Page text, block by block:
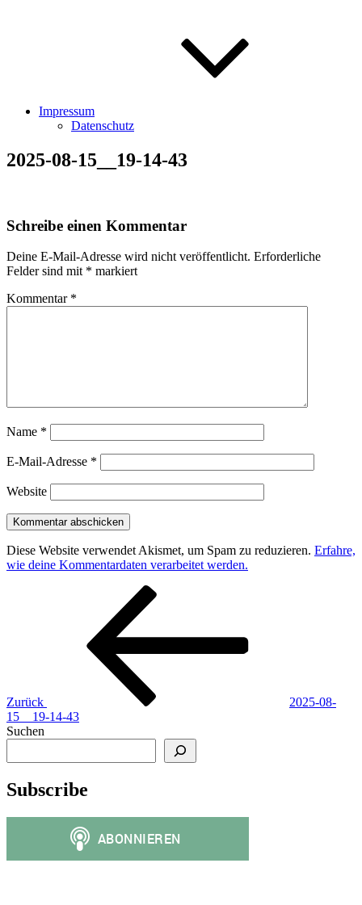
Impressum
Datenschutz
2025-08-15__19-14-43
Schreibe einen Kommentar
Deine E-Mail-Adresse wird nicht veröffentlicht. Erforderliche
Felder sind mit * markiert
Kommentar *
Name *
E-Mail-Adresse *
Website
Diese Website verwendet Akismet, um Spam zu reduzieren. Erfahre,
wie deine Kommentardaten verarbeitet werden.
Beitragsnavigation
Zurück
2025-08-
15__19-14-43
Suchen
Subscribe